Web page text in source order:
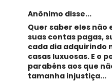
Anônimo disse...
Quer saber eles
suas contas pagas,
cada dia adquirindo
casas luxuosas. E o
parabéns aos que
tamanha injustiça...